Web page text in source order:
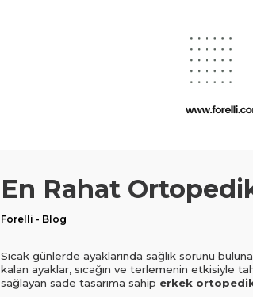
En Rahat
Forelli - Blog
Sıcak günlerde ayaklarında sağlık sorunu
kalan ayaklar, sıcağın ve terlemenin etkisiyle
sağlayan sade tasarıma sahip erkek